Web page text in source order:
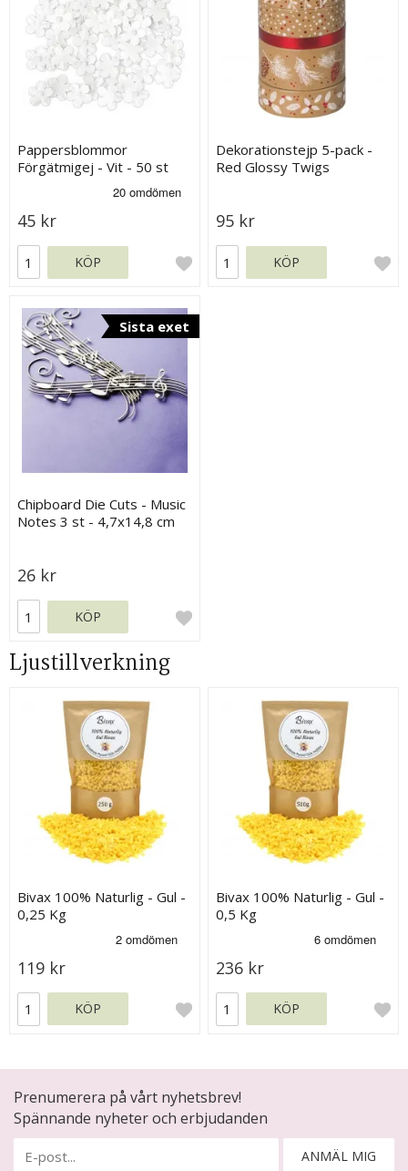
Pappersblommor
Förgätmigej - Vit - 50 st
45 kr
KÖP
Dekorationstejp 5-pack -
Red Glossy Twigs
95 kr
KÖP
Sista exet
Chipboard Die Cuts - Music
Notes 3 st - 4,7x14,8 cm
26 kr
KÖP
Ljustillverkning
Bivax 100% Naturlig - Gul -
0,25 Kg
119 kr
KÖP
Bivax 100% Naturlig - Gul -
0,5 Kg
236 kr
KÖP
Prenumerera på vårt nyhetsbrev!
Spännande nyheter och erbjudanden
ANMÄL MIG